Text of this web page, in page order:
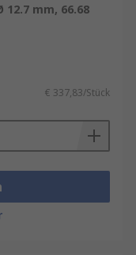
mm, 66.68
€ 337,83/Stück